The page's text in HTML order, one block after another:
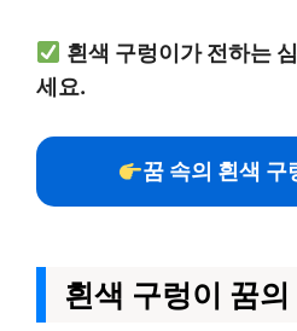
흰색 구렁이가 전하는
세요.
꿈 속의 흰색 구
흰색 구렁이 꿈